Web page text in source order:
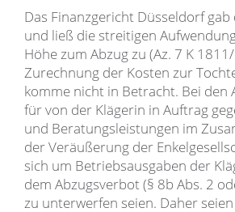
Das Finanzgericht Düsseldorf
und ließ die streitigen
Höhe zum Abzug zu (Az. 7 K
Zurechnung der Kosten zur
komme nicht in Betracht. Bei den
für von der Klägerin in Auftrag
und Beratungsleistungen im
der Veräußerung der
sich um Betriebsausgaben der
dem Abzugsverbot (§ 8b Abs. 2
zu unterwerfen seien. Daher